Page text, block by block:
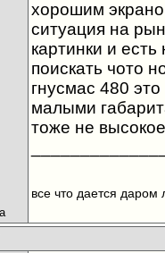
хорошим
ситуация на
картинки и
поискать чото
гнусмас 480
малыми
тоже не
все что дается даром